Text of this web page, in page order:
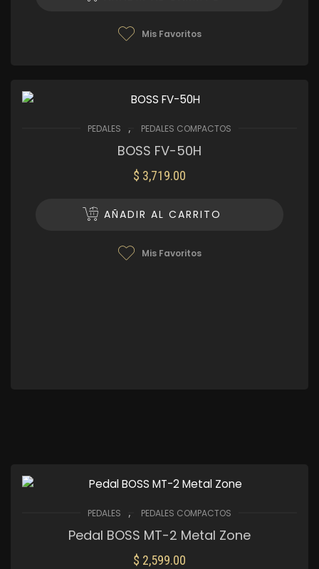
Mis Favoritos
PEDALES , PEDALES COMPACTOS
BOSS FV-50H
$ 3,719.00
AÑADIR AL CARRITO
Mis Favoritos
PEDALES , PEDALES COMPACTOS
Pedal BOSS MT-2 Metal Zone
$ 2,599.00